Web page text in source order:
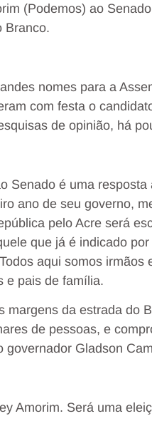
(Podemos) ao
Branco.
nomes para a
com festa o
de opinião, há
Senado é uma
ano de seu governo,
pelo Acre será
que já é indicado
aqui somos irmãos
e pais de família.
margens da estrada do
de pessoas, e
governador Gladson
Amorim. Será uma